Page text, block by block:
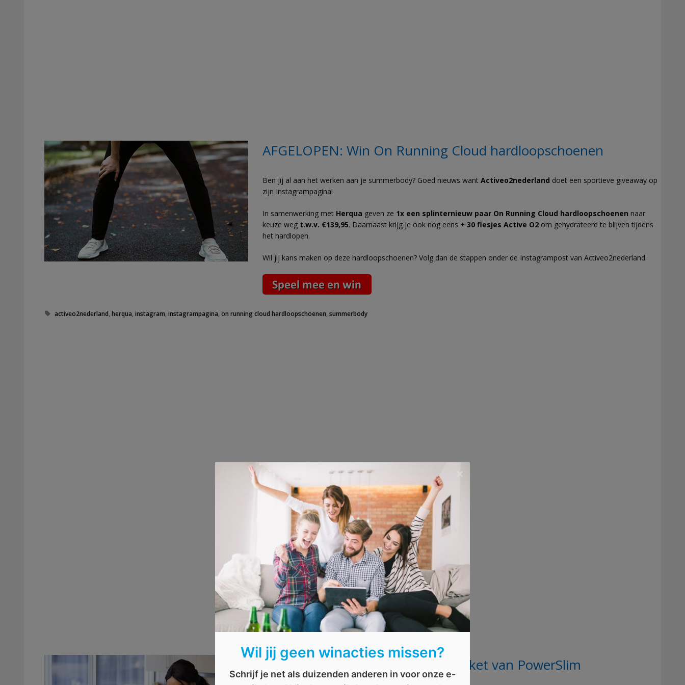
AFGELOPEN: Win On Running Cloud hardloopschoenen
Ben jij al aan het werken aan je summerbody? Goed nieuws want Activeo2nederland doet een sportieve giveaway op
zijn Instagrampagina!
In samenwerking met Herqua geven ze 1x een splinternieuw paar On Running Cloud hardloopschoenen naar
keuze weg t.w.v. €139,95. Daarnaast krijg je ook nog eens + 30 flesjes Active O2 om gehydrateerd te blijven tijdens
het hardlopen.
Wil jij kans maken op deze hardloopschoenen? Volg dan de stappen onder de Instagrampost van Activeo2nederland.
Tags
activeo2nederland,herqua,instagram,instagrampagina,on running cloud hardloopschoenen,summerbody
AFGELOPEN: Win een starterspakket van PowerSlim
Wil jij geen winacties missen?
Schrijf je net als duizenden anderen in voor onze e-
×